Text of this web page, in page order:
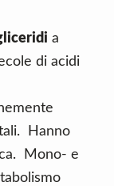
a
di acidi
Hanno
Mono- e